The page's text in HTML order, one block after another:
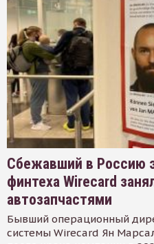
Сбежавший в Россию
финтеха Wirecard
автозапчастями
Бывший операционный
системы Wirecard Ян